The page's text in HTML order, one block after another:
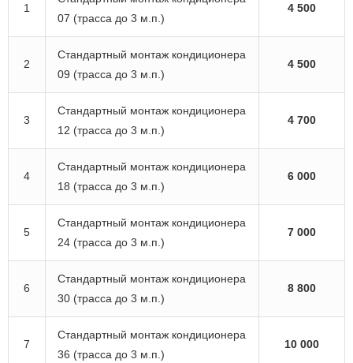
1
07 (трасса до 3 м.п.)
4 500
2
Стандартный монтаж кондиционера
09 (трасса до 3 м.п.)
4 500
3
Стандартный монтаж кондиционера
12 (трасса до 3 м.п.)
4 700
4
Стандартный монтаж кондиционера
18 (трасса до 3 м.п.)
6 000
5
Стандартный монтаж кондиционера
24 (трасса до 3 м.п.)
7 000
6
Стандартный монтаж кондиционера
30 (трасса до 3 м.п.)
8 800
7
Стандартный монтаж кондиционера
36 (трасса до 3 м.п.)
10 000